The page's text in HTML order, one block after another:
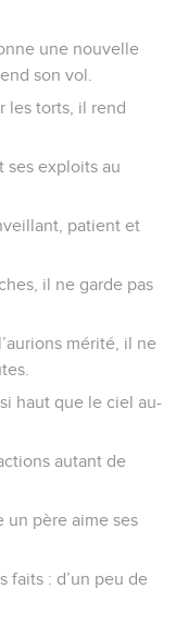
une nouvelle
son vol.
les torts, il rend
ses exploits au
patient et
il ne garde pas
mérité, il ne
haut que le ciel au-
autant de
un père aime ses
faits : d’un peu de